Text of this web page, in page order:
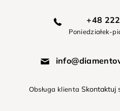
+48
Poniedziałek-
Obsługa klienta Skontaktuj